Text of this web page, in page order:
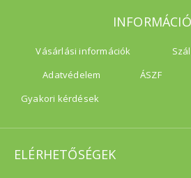
Vásárlási információk
Adatvédelem
ÁSZF
Gyakori kérdések
ELÉRHETŐSÉGEK